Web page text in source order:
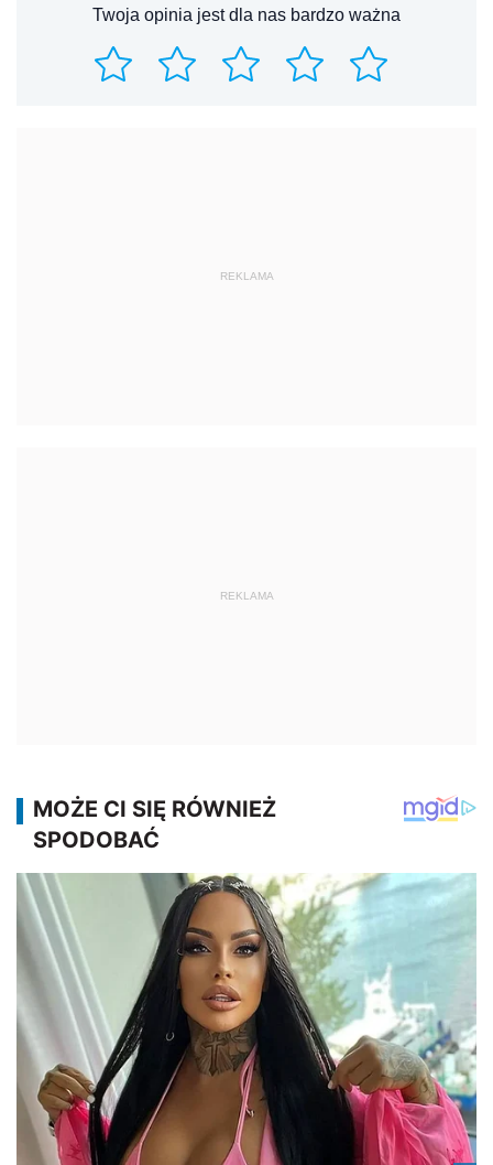
Twoja opinia jest dla nas bardzo ważna
REKLAMA
REKLAMA